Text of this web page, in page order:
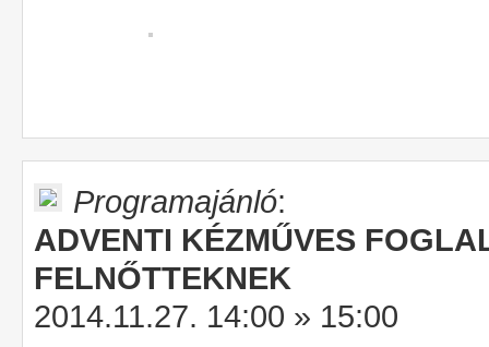
Programajánló:
ADVENTI KÉZMŰVES
FELNŐTTEKNEK
2014.11.27. 14:00 » 15:00